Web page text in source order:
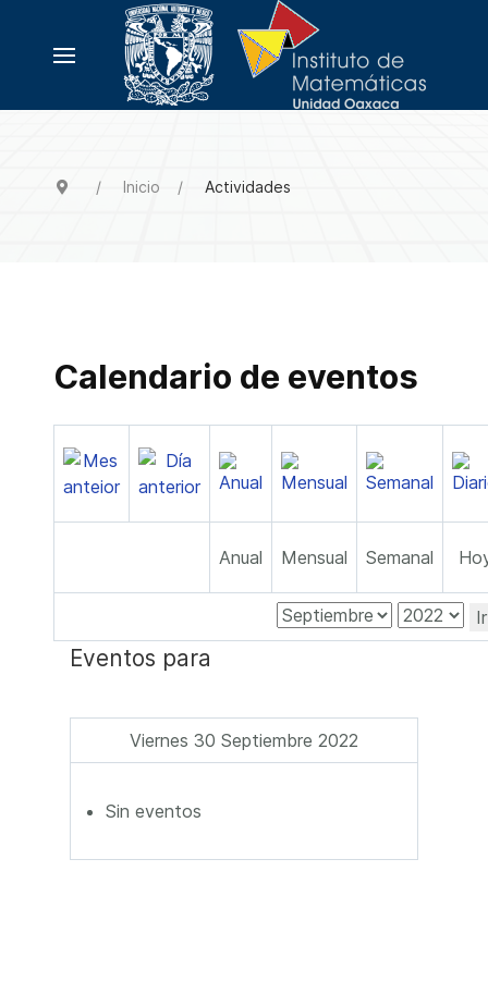
Inicio Actividades
Calendario de eventos
Anual Mensual Semanal
Eventos para
Viernes 30 Septiembre 2022
Sin eventos